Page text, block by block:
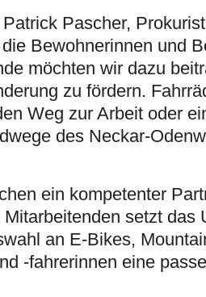
Pascher,
Bewohnerinnen und
möchten wir dazu
zu fördern.
Weg zur Arbeit oder
des Neckar-
ein kompetenter
setzt das
an E-Bikes,
-fahrerinnen eine